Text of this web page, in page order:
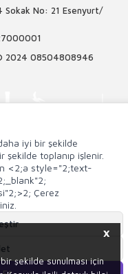
X
şekilde sunulması için
Sokak No: 21 Esenyurt/
2024 08504808946
iyi bir şekilde
toplanıp işlenir.
<2;a style="2;text-
Çerez